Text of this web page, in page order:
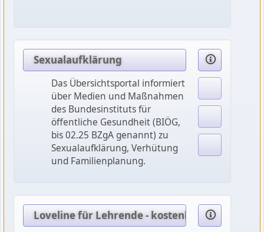
Sexualaufklärung
Das Übersichtsportal informiert
über Medien und Maßnahmen
des Bundesinstituts für
öffentliche Gesundheit (BIÖG,
bis 02.25 BZgA genannt) zu
Sexualaufklärung, Verhütung
und Familienplanung.
Loveline für Lehrende - kostenlose Angebote